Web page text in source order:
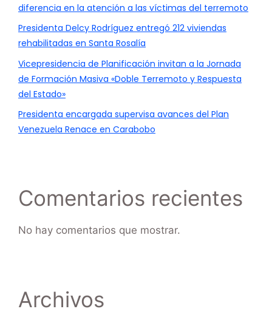
diferencia en la atención a las víctimas del terremoto
Presidenta Delcy Rodríguez entregó 212 viviendas
rehabilitadas en Santa Rosalía
Vicepresidencia de Planificación invitan a la Jornada
de Formación Masiva «Doble Terremoto y Respuesta
del Estado»
Presidenta encargada supervisa avances del Plan
Venezuela Renace en Carabobo
Comentarios recientes
No hay comentarios que mostrar.
Archivos